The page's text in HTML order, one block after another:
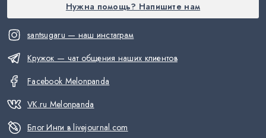
santsugaru — наш инстаграм
Кружок — чат общения наших клиентов
Facebook Melonpanda
VK.ru Melonpanda
Блог Инги в livejournal.com
Нужна помощь? Напишите нам